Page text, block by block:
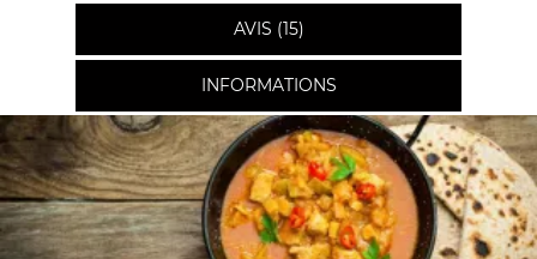
AVIS (15)
INFORMATIONS